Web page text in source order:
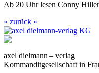
Ab 20 Uhr lesen Conny
« zurück «
axel dielmann – verlag
Kommanditgesellschaft in